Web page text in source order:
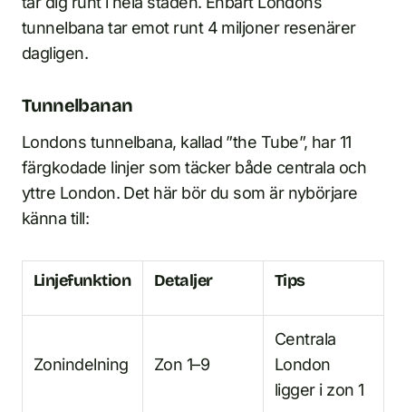
tunnelbana tar emot runt 4 miljoner resenärer
dagligen.
Tunnelbanan
Londons tunnelbana, kallad ”the Tube”, har 11
färgkodade linjer som täcker både centrala och
yttre London. Det här bör du som är nybörjare
känna till:
Linjefunktion Detaljer Tips
Zonindelning Zon 1–9
Centrala
London
ligger i zon 1